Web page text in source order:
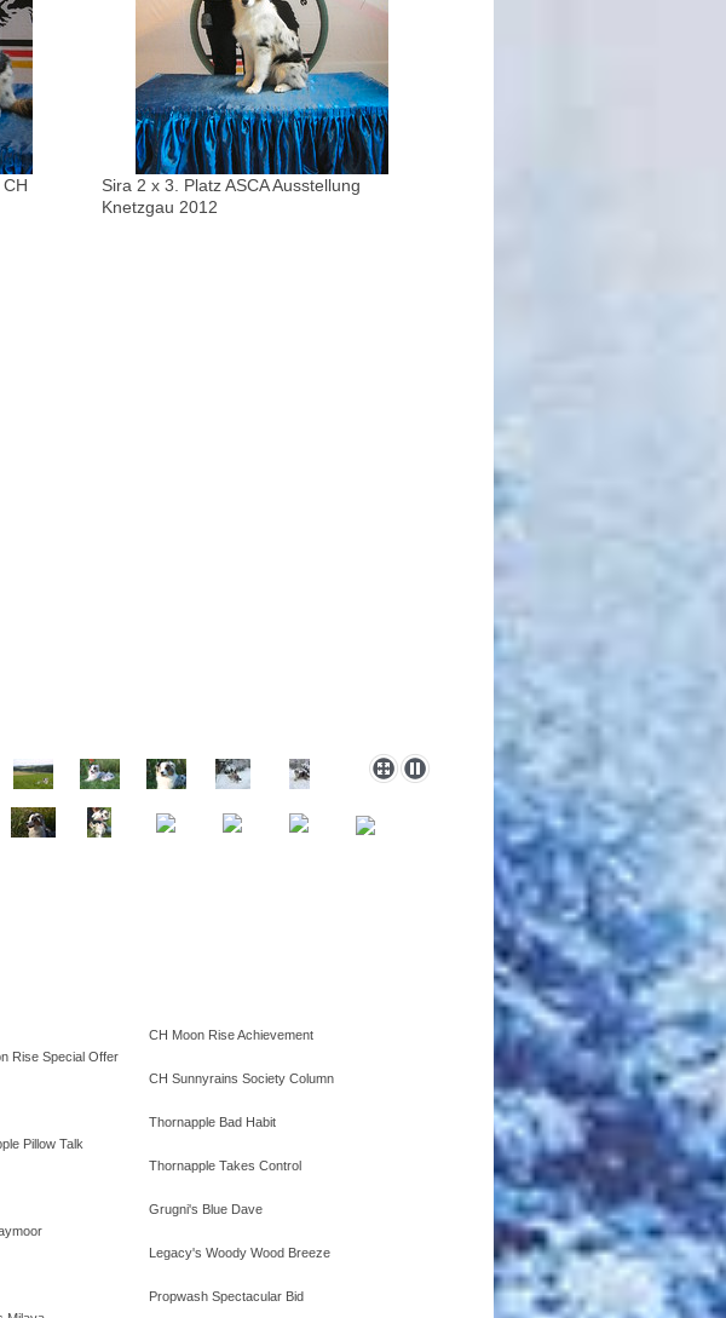
Sira 2 x 3. Platz ASCA Ausstellung
Knetzgau 2012
Rise Special Offer
CH Moon Rise Achievement
CH Sunnyrains Society Column
Pillow Talk
Thornapple Bad Habit
Thornapple Takes Control
Grugni's Blue Dave
Legacy's Woody Wood Breeze
Propwash Spectacular Bid